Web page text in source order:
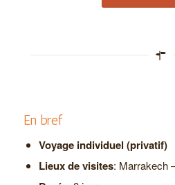
En bref
Voyage individuel (privatif)
Lieux de visites: Marrakech